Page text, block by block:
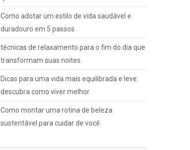
Como adotar um estilo de vida saudável e
duradouro em 5 passos
técnicas de relaxamento para o fim do dia que
transformam suas noites
Dicas para uma vida mais equilibrada e leve:
descubra como viver melhor
Como montar uma rotina de beleza
sustentável para cuidar de você